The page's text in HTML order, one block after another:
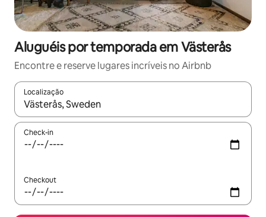
Aluguéis por temporada em Västerås
Encontre e reserve lugares incríveis no Airbnb
Localização
Quando os resultados estiverem disponíveis, explore-os
Check-in
Checkout